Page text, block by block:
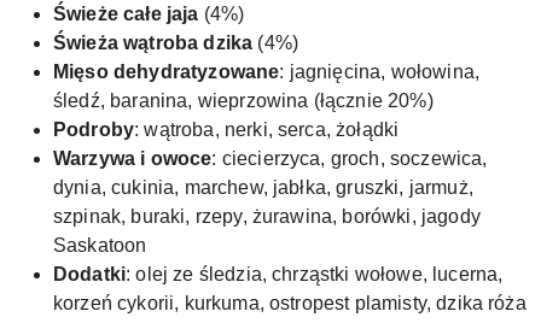
Świeże całe jaja (4%)
Świeża wątroba dzika (4%)
Mięso dehydratyzowane: jagnięcina, wołowina,
śledź, baranina, wieprzowina (łącznie 20%)
Podroby: wątroba, nerki, serca, żołądki
Warzywa i owoce: ciecierzyca, groch, soczewica,
dynia, cukinia, marchew, jabłka, gruszki, jarmuż,
szpinak, buraki, rzepy, żurawina, borówki, jagody
Saskatoon
Dodatki: olej ze śledzia, chrząstki wołowe, lucerna,
korzeń cykorii, kurkuma, ostropest plamisty, dzika róża